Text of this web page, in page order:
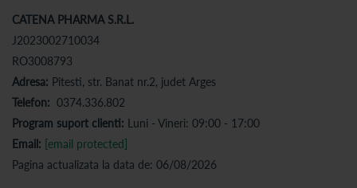
CATENA PHARMA S.R.L.
J2023002710034
RO3008793
Adresa: Pitesti, str. Banat nr.2, judet Arges
Telefon: 0374.336.802
Program suport clienti: Luni - Vineri: 09:00 - 17:00
Email: [email protected]
Pagina actualizata la data de: 06/08/2026